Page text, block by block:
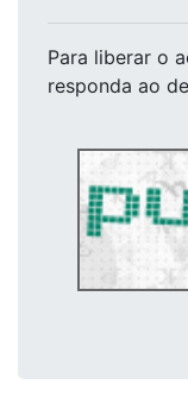
Para liberar o
responda ao